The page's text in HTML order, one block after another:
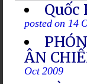
posted on 14
ÂN
Oct 2009